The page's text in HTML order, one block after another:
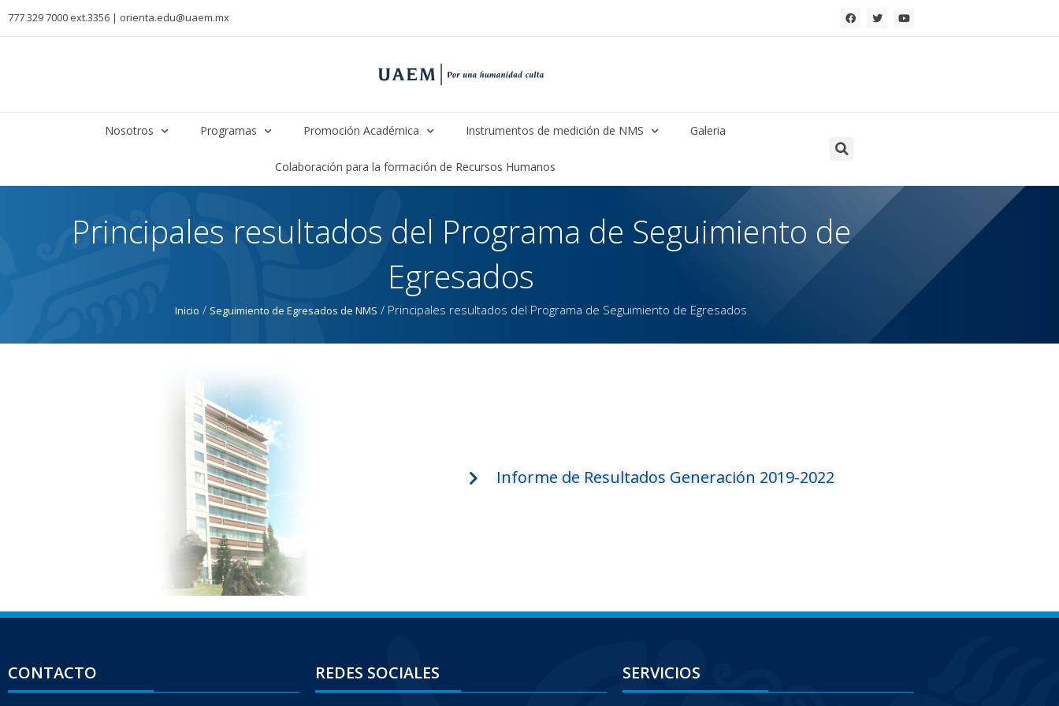
777 329 7000 ext.3356 | orienta.edu@uaem.mx
Nosotros Programas Promoción Académica Instrumentos de medición de NMS Galeria
Colaboración para la formación de Recursos Humanos
Principales resultados del Programa de Seguimiento de
Egresados
Inicio / Seguimiento de Egresados de NMS / Principales resultados del Programa de Seguimiento de Egresados
Informe de Resultados Generación 2019-2022
CONTACTO REDES SOCIALES SERVICIOS